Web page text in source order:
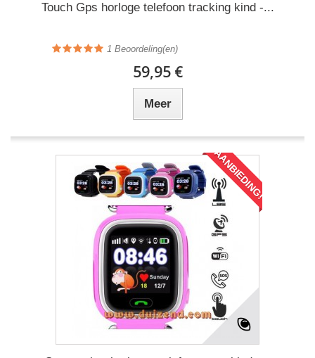
Touch Gps horloge telefoon tracking kind -...
1 Beoordeling(en)
59,95 €
Meer
AANBIEDING!